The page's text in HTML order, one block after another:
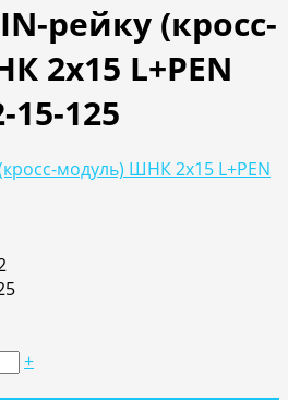
рейку (кросс-
2х15 L+PEN
15-125
+